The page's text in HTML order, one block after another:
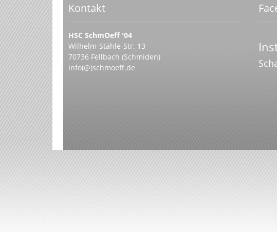
Kontakt
HSC SchmOeff '04
Wilhelm-Stähle-Str. 13
70736 Fellbach (Schmiden)
info(@)schmoeff.de